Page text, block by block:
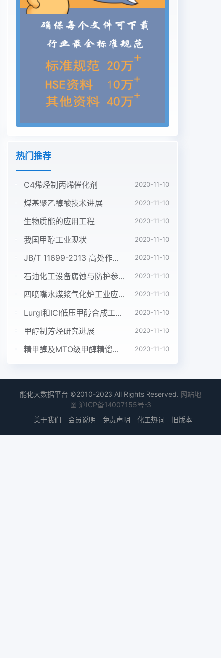
图中国煤化工收稿日期: 2015- 06-09作者简介:安民
(1973-). 男，河北省迁安人，高级工程师，华北理工
大学YHc N MH G从事电气运行维护、电气控制开
发与设计工作，主要研究方向为高低压配电，继电保
护，DCS 控制，电力拖动。4化纤与纺织技术第44
卷当黏胶纤维生产线正常运行时，冷却循环运行设备
多于实际需要。实际运行中通过阀门水系统运行水泵
3台，风机4台，正常运行时调节流量，泵的输出功
率大量消耗在阀门的节平均功率约为300kW,年耗电
量约为1 300 000流过程中。kWh。因生产负荷变
能原理温度变化的影响，循环水泵运行时有所调整,
改为运行2台水泵，4台风机调节水量水温。最图2为
920 m2/h，因用户在用水过程中通过阀门调节供水
量，实际用量应为供H水量的80%，全年仅有少量时
机均处于运行状态。2冷却循环水系统节能可行性分
析循环水运行的目的是冷却末端设备，冷却流量(Q)
量为循环水量与冷却水出、回水温差的乘积，图2水
泵流量与扬程的关系图在现有系统中的使用中循环水
量不变，而温差减少。如果在不改变典型温差的情况
下，跟踪图2中，曲线1是阀门全部打开时，水泵调
性;曲线2是额定转速时，泵的扬程特调整冷却循环水
量，既降低了循环水泵的能耗,性。这是供水系统的
率运行，使我们扬程H;轴功率与面积0 -Q、-A- H、
欲将流量减少为Qg.主要的调节方法有两种。2.1工业
设计的节能空间(1) 转速不变，将阀门关小，这时水
泵阻力设计时，为保证生产需要，工业循环水系特性
曲线如曲线3所示，水泵工作点移至B点，统必须按
热门推荐
C4烯烃制丙烯催化剂 2020-11-10
煤基聚乙醇酸技术进展 2020-11-10
生物质能的应用工程 2020-11-10
我国甲醇工业现状 2020-11-10
JB/T 11699-2013 高处作业吊篮安装、拆卸、使用技术规程 2020-11-10
石油化工设备腐蚀与防护参考书十本免费下载，绝版珍藏 2020-11-10
四喷嘴水煤浆气化炉工业应用情况简介 2020-11-10
Lurgi和ICI低压甲醇合成工艺比较 2020-11-10
甲醇制芳烃研究进展 2020-11-10
精甲醇及MTO级甲醇精馏工艺技术进展 2020-11-10
能化大数据平台 ©2010-2023 All Rights Reserved. 网站地
图 沪ICP备14007155号-3
关于我们
会员说明 免责声明 化工热词 旧版本